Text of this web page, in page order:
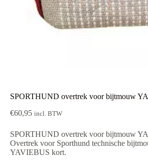
SPORTHUND overtrek voor bijtmouw
€60,95 incl. BTW
SPORTHUND overtrek voor bijtmouw
Overtrek voor Sporthund technische
YAVIEBUS kort.